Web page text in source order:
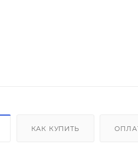
КАК КУПИТЬ